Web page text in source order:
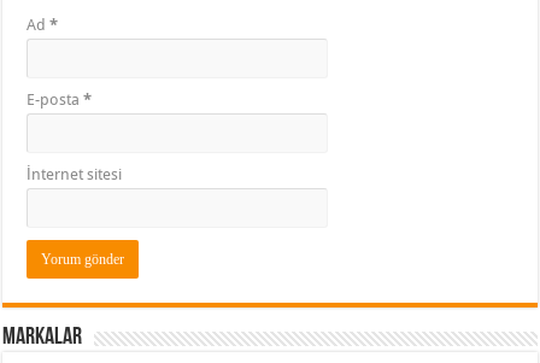
Ad*
E-posta*
İnternet sitesi
Markalar